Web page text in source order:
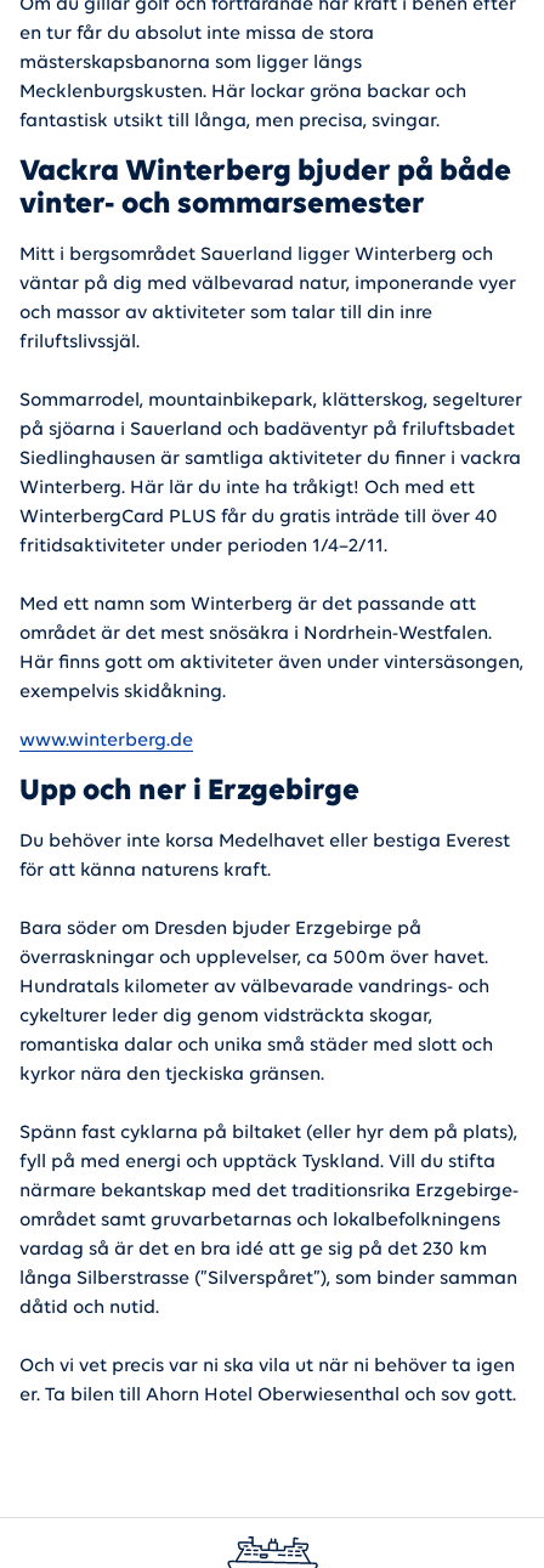
Om du gillar golf och fortfarande har kraft i benen efter
en tur får du absolut inte missa de stora
mästerskapsbanorna som ligger längs
Mecklenburgskusten. Här lockar gröna backar och
fantastisk utsikt till långa, men precisa, svingar.
Vackra Winterberg bjuder på både
vinter- och sommarsemester
Mitt i bergsområdet Sauerland ligger Winterberg och
väntar på dig med välbevarad natur, imponerande vyer
och massor av aktiviteter som talar till din inre
friluftslivssjäl.
Sommarrodel, mountainbikepark, klätterskog, segelturer
på sjöarna i Sauerland och badäventyr på friluftsbadet
Siedlinghausen är samtliga aktiviteter du finner i vackra
Winterberg. Här lär du inte ha tråkigt! Och med ett
WinterbergCard PLUS får du gratis inträde till över 40
fritidsaktiviteter under perioden 1/4–2/11.
Med ett namn som Winterberg är det passande att
området är det mest snösäkra i Nordrhein-Westfalen.
Här finns gott om aktiviteter även under vintersäsongen,
exempelvis skidåkning.
www.winterberg.de
Upp och ner i Erzgebirge
Du behöver inte korsa Medelhavet eller bestiga Everest
för att känna naturens kraft.
Bara söder om Dresden bjuder Erzgebirge på
överraskningar och upplevelser, ca 500m över havet.
Hundratals kilometer av välbevarade vandrings- och
cykelturer leder dig genom vidsträckta skogar,
romantiska dalar och unika små städer med slott och
kyrkor nära den tjeckiska gränsen.
Spänn fast cyklarna på biltaket (eller hyr dem på plats),
fyll på med energi och upptäck Tyskland. Vill du stifta
närmare bekantskap med det traditionsrika Erzgebirge-
området samt gruvarbetarnas och lokalbefolkningens
vardag så är det en bra idé att ge sig på det 230 km
långa Silberstrasse (”Silverspåret”), som binder samman
dåtid och nutid.
Och vi vet precis var ni ska vila ut när ni behöver ta igen
er. Ta bilen till Ahorn Hotel Oberwiesenthal och sov gott.